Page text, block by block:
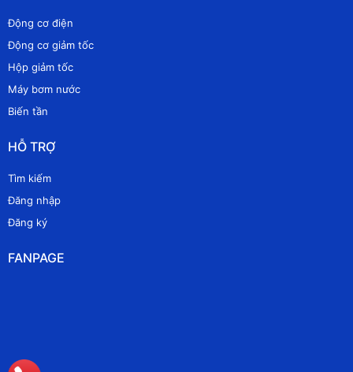
Động cơ điện
Động cơ giảm tốc
Hộp giảm tốc
Máy bơm nước
Biến tần
HỖ TRỢ
Tìm kiếm
Đăng nhập
Đăng ký
FANPAGE